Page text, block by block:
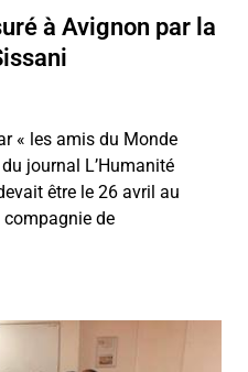
à Avignon par la
« les amis du Monde
journal L’Humanité
être le 26 avril au
compagnie de